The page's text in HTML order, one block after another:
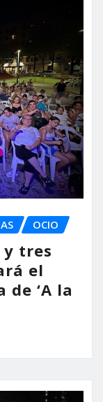
OCIO
tres
el
‘A la